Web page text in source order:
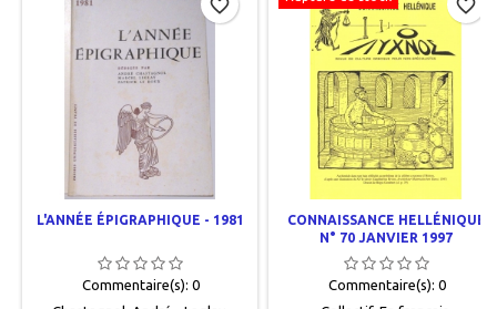
L'ANNÉE ÉPIGRAPHIQUE - 1981
Commentaire(s): 0
favorite_border
CONNAISSANCE HELLÉNIQUE
N° 70 JANVIER 1997
Commentaire(s): 0
favorite_border